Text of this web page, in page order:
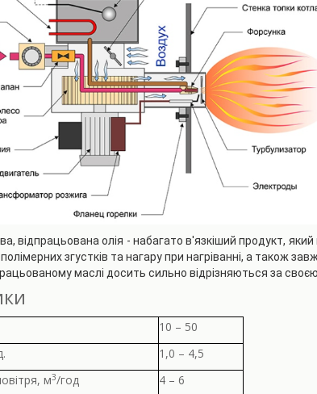
відпрацьована олія - набагато в'язкіший продукт,
згустків та нагару при нагріванні, а також
маслі досить сильно відрізняються за
10 – 50
1,0 – 4,5
м3/год
4 – 6